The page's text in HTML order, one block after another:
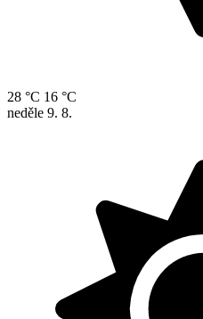
28 °C 16 °C
neděle 9. 8.